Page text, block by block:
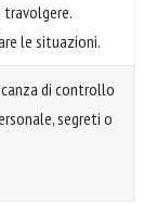
le situazioni.
di controllo
segreti o